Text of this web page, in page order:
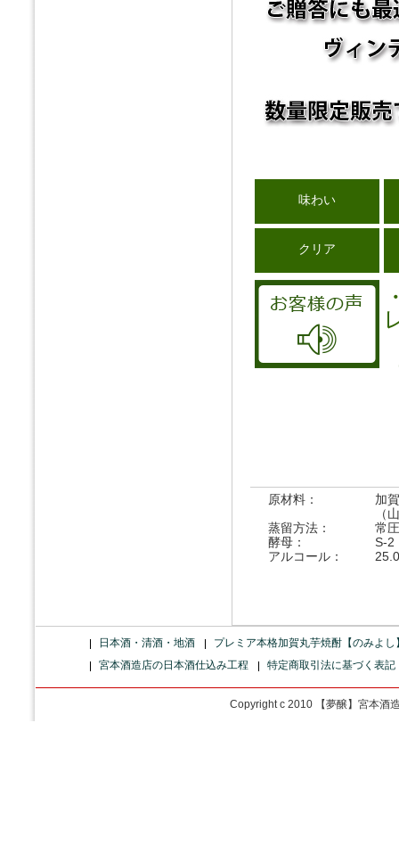
味わい
クリア
原材料：
蒸留方法：
酵母：
アルコール：
加
（
常
S-2
日本酒・清酒・地酒
プレミア本格加賀丸芋焼酎【のみよし
宮本酒造店の日本酒仕込み工程
特定商取引法に基づく表記
Copyright c 2010 【夢醸】宮本酒